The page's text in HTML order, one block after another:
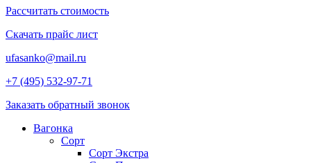
Рассчитать стоимость
Скачать прайс лист
ufasanko@mail.ru
+7 (495) 532-97-71
Заказать обратный звонок
Вагонка
Сорт
Сорт Экстра